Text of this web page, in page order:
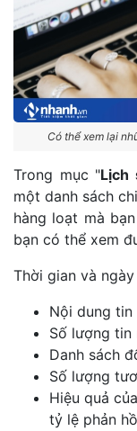
Có thể xem lại
Trong mục "Lịch
một danh sách
hàng loạt mà
bạn có thể xem
Thời gian và
Nội dung tin
Số lượng tin
Danh sách
Số lượng
Hiệu quả
tỷ lệ phản